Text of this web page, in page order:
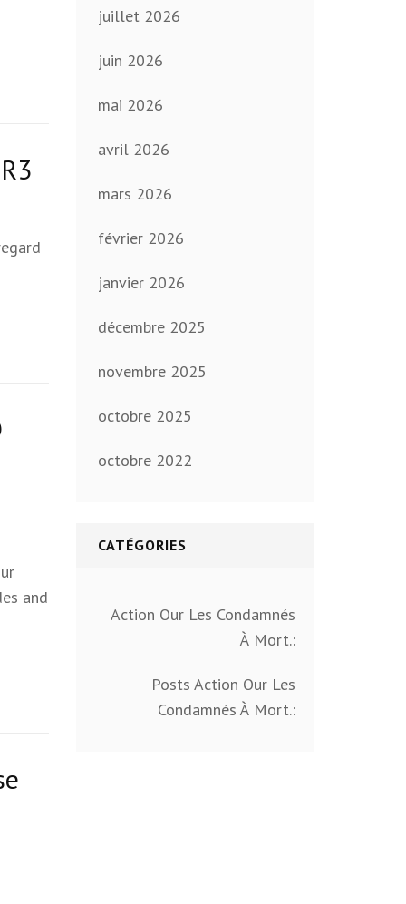
and
juillet 2026
juin 2026
mai 2026
avril 2026
mars 2026
février 2026
janvier 2026
décembre 2025
novembre 2025
octobre 2025
octobre 2022
CATÉGORIES
Action Our Les Condamnés
À Mort.:
Posts Action Our Les
Condamnés À Mort.: